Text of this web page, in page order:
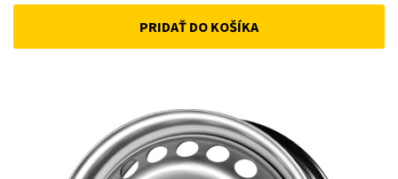
PRIDAŤ DO KOŠÍKA